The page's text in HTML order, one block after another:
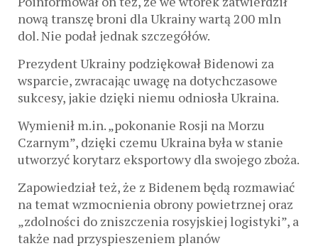
nową transzę broni dla Ukrainy wartą 200 mln
dol. Nie podał jednak szczegółów.
Prezydent Ukrainy podziękował Bidenowi za
wsparcie, zwracając uwagę na dotychczasowe
sukcesy, jakie dzięki niemu odniosła Ukraina.
Wymienił m.in. „pokonanie Rosji na Morzu
Czarnym”, dzięki czemu Ukraina była w stanie
utworzyć korytarz eksportowy dla swojego zboża.
Zapowiedział też, że z Bidenem będą rozmawiać
na temat wzmocnienia obrony powietrznej oraz
„zdolności do zniszczenia rosyjskiej logistyki”, a
także nad przyspieszeniem planów